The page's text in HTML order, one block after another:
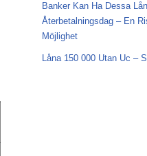
Banker Kan Ha Dessa
Återbetalningsdag – En
Möjlighet
Låna 150 000 Utan Uc –